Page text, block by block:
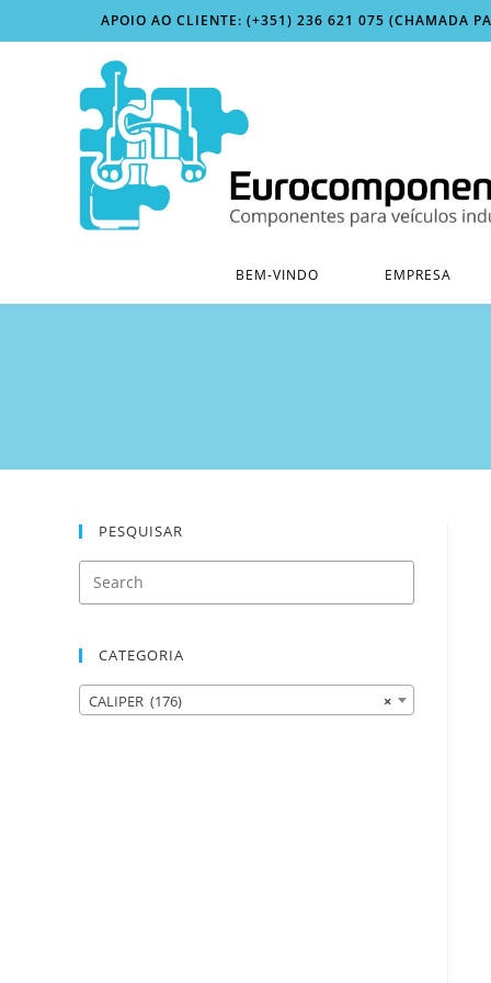
to
APOIO AO CLIENTE: (+351) 236 621 075 (CHAMADA
BEM-VINDO EMPRESA
PESQUISAR
CATEGORIA
×
CALIPER (176)